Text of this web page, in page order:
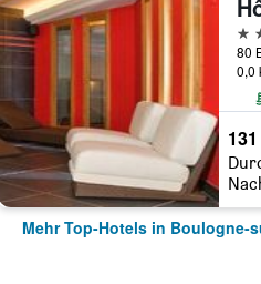
4
0,0
Mehr Top-Hotels in Boulogne-